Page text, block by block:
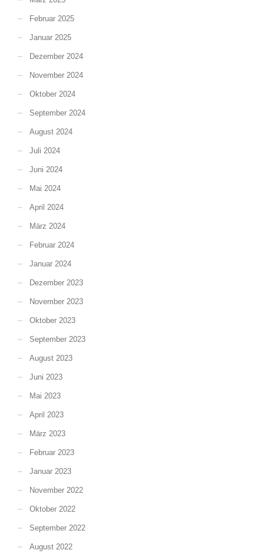
Februar 2025
Januar 2025
Dezember 2024
November 2024
Oktober 2024
September 2024
August 2024
Juli 2024
Juni 2024
Mai 2024
April 2024
März 2024
Februar 2024
Januar 2024
Dezember 2023
November 2023
Oktober 2023
September 2023
August 2023
Juni 2023
Mai 2023
April 2023
März 2023
Februar 2023
Januar 2023
November 2022
Oktober 2022
September 2022
August 2022